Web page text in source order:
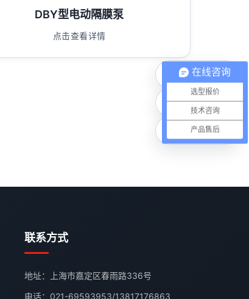
DBY型电动隔膜泵
点击查看详情
联系方式
地址：上海市嘉定区春雨路336号
电话： 021-69593953/13817176863
电话咨询
微信联系
在线咨询
在线咨询
选型报价
技术咨询
产品售后